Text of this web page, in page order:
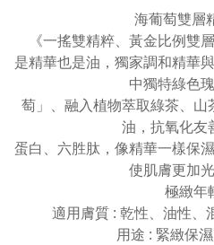
海葡萄雙層
《一搖雙精粹、黃金比例雙
是精華也是油，獨家調和精華
中獨特綠色
萄」、融入植物萃取綠茶、
油，抗氧化友
蛋白、六胜肽，像精華一樣保
使肌膚更加
極緻年
適用膚質 : 乾性、油性、
用途 : 緊緻保